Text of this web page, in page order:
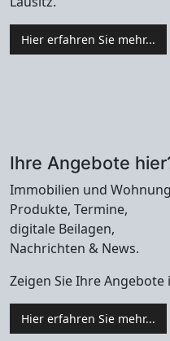
Hier erfahren Sie mehr...
Ihre Angebote
Immobilien und
Produkte, Termine,
digitale Beilagen,
Nachrichten & News.
Zeigen Sie Ihre
Hier erfahren Sie mehr...